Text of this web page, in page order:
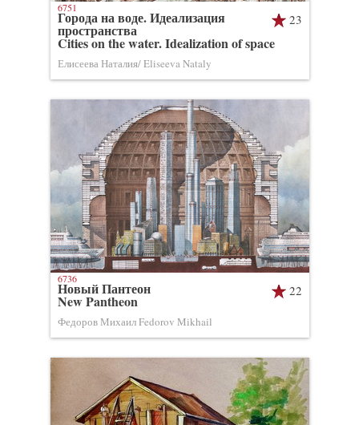
23
Города на воде. Идеализация
пространства
Cities on the water. Idealization of space
Елисеева Наталия/ Eliseeva Nataly
6751
22
Новый Пантеон
New Pantheon
Федоров Михаил Fedorov Mikhail
6736